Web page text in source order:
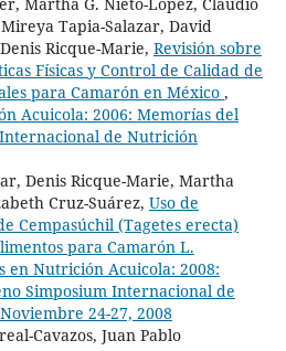
Tapia-Salazar, David
Ricque-Marie, Revisión sobre
Físicas y Control de Calidad de
para Camarón en México ,
Acuicola: 2006: Memorías del
de Nutrición
Denis Ricque-Marie, Martha
Cruz-Suárez, Uso de
Cempasúchil (Tagetes erecta)
para Camarón L.
en Nutrición Acuicola: 2008:
Simposium Internacional de
24-27, 2008
Cavazos, Juan Pablo